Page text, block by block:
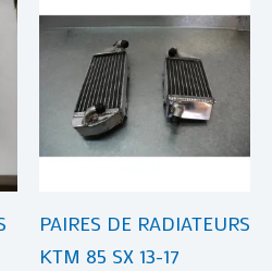
PAIRES DE RADIATEURS
KTM 85 SX 13-17
de
prix :
€ 69,00
à
€ 205,00
a
Les